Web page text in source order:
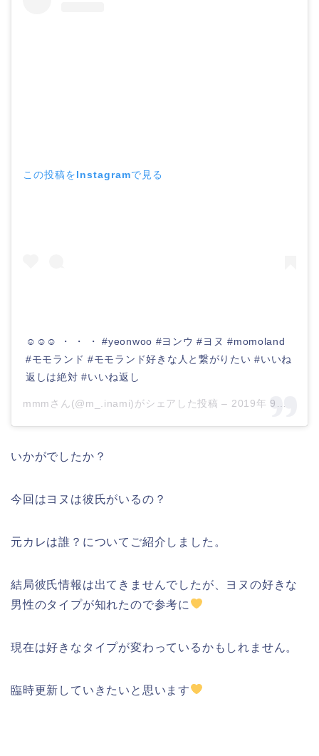
この投稿をInstagramで見る
☺︎︎︎︎☺︎︎︎︎☺︎︎︎︎ ・ ・ ・ #yeonwoo #ヨンウ #ヨヌ #momoland
#モモランド #モモランド好きな人と繋がりたい #いいね
返しは絶対 #いいね返し
mmmさん(@m_.inami)がシェアした投稿 – 2019年 9月月5日午前6時13分PDT
いかがでしたか？
今回はヨヌは彼氏がいるの？
元カレは誰？についてご紹介しました。
結局彼氏情報は出てきませんでしたが、ヨヌの好きな
男性のタイプが知れたので参考に
現在は好きなタイプが変わっているかもしれません。
臨時更新していきたいと思います